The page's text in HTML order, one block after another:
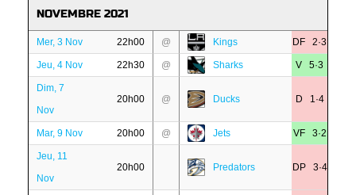
NOVEMBRE 2021
Mer, 3 Nov 22h00 @ Kings DF 2·3
Jeu, 4 Nov 22h30 @ Sharks V 5·3
Dim, 7
Nov
20h00 @ Ducks D 1·4
Mar, 9 Nov 20h00 @ Jets VF 3·2
Jeu, 11
Nov
20h00 Predators DP 3·4